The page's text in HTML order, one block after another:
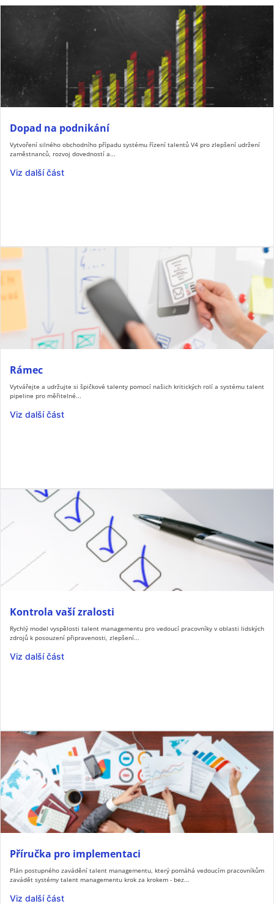
Dopad na podnikání
Vytvoření silného obchodního případu systému řízení talentů V4 pro zlepšení udržení
zaměstnanců, rozvoj dovedností a...
Viz další část
Rámec
Vytvářejte a udržujte si špičkové talenty pomocí našich kritických rolí a systému talent
pipeline pro měřitelné...
Viz další část
Kontrola vaší zralosti
Rychlý model vyspělosti talent managementu pro vedoucí pracovníky v oblasti lidských
zdrojů k posouzení připravenosti, zlepšení...
Viz další část
Příručka pro implementaci
Plán postupného zavádění talent managementu, který pomáhá vedoucím pracovníkům
zavádět systémy talent managementu krok za krokem - bez...
Viz další část